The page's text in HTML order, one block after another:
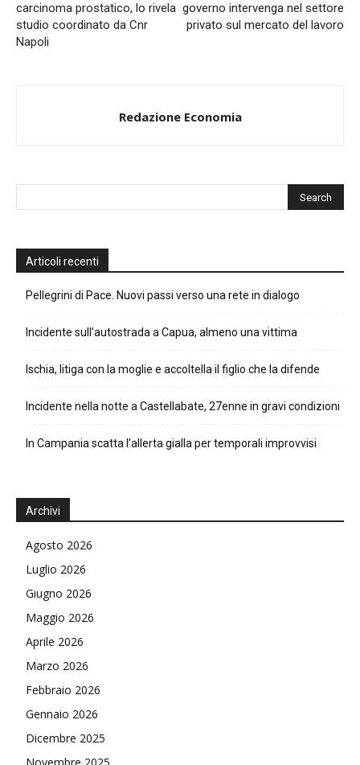
carcinoma prostatico, lo rivela
studio coordinato da Cnr
Napoli
governo intervenga nel settore
privato sul mercato del lavoro
Redazione Economia
Articoli recenti
Pellegrini di Pace. Nuovi passi verso una rete in dialogo
Incidente sull’autostrada a Capua, almeno una vittima
Ischia, litiga con la moglie e accoltella il figlio che la difende
Incidente nella notte a Castellabate, 27enne in gravi condizioni
In Campania scatta l’allerta gialla per temporali improvvisi
Archivi
Agosto 2026
Luglio 2026
Giugno 2026
Maggio 2026
Aprile 2026
Marzo 2026
Febbraio 2026
Gennaio 2026
Dicembre 2025